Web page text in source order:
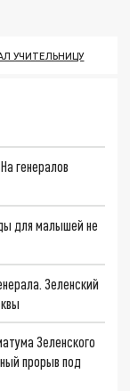
УЧИТЕЛЬНИЦУ
генералов
для малышей не
Зеленский
Зеленского
прорыв под